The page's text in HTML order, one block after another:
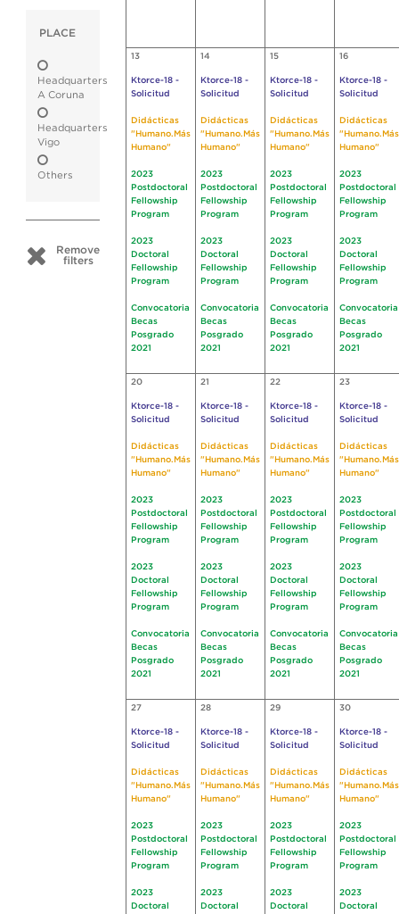
PLACE
Headquarters
A Coruna
Headquarters
Vigo
Others
Remove
filters
13
Ktorce-18 -
Solicitud
Didácticas
"Humano.Más
Humano"
2023
Postdoctoral
Fellowship
Program
2023
Doctoral
Fellowship
Program
Convocatoria
Becas
Posgrado
2021
14
Ktorce-18 -
Solicitud
Didácticas
"Humano.Más
Humano"
2023
Postdoctoral
Fellowship
Program
2023
Doctoral
Fellowship
Program
Convocatoria
Becas
Posgrado
2021
15
Ktorce-18 -
Solicitud
Didácticas
"Humano.Más
Humano"
2023
Postdoctoral
Fellowship
Program
2023
Doctoral
Fellowship
Program
Convocatoria
Becas
Posgrado
2021
16
Ktorce-18 -
Solicitud
Didácticas
"Humano.Más
Humano"
2023
Postdoctoral
Fellowship
Program
2023
Doctoral
Fellowship
Program
Convocatoria
Becas
Posgrado
2021
20
Ktorce-18 -
Solicitud
Didácticas
"Humano.Más
Humano"
2023
Postdoctoral
Fellowship
Program
2023
Doctoral
Fellowship
Program
Convocatoria
Becas
Posgrado
2021
21
Ktorce-18 -
Solicitud
Didácticas
"Humano.Más
Humano"
2023
Postdoctoral
Fellowship
Program
2023
Doctoral
Fellowship
Program
Convocatoria
Becas
Posgrado
2021
22
Ktorce-18 -
Solicitud
Didácticas
"Humano.Más
Humano"
2023
Postdoctoral
Fellowship
Program
2023
Doctoral
Fellowship
Program
Convocatoria
Becas
Posgrado
2021
23
Ktorce-18 -
Solicitud
Didácticas
"Humano.Más
Humano"
2023
Postdoctoral
Fellowship
Program
2023
Doctoral
Fellowship
Program
Convocatoria
Becas
Posgrado
2021
27
Ktorce-18 -
Solicitud
Didácticas
"Humano.Más
Humano"
2023
Postdoctoral
Fellowship
Program
2023
Doctoral
28
Ktorce-18 -
Solicitud
Didácticas
"Humano.Más
Humano"
2023
Postdoctoral
Fellowship
Program
2023
Doctoral
29
Ktorce-18 -
Solicitud
Didácticas
"Humano.Más
Humano"
2023
Postdoctoral
Fellowship
Program
2023
Doctoral
30
Ktorce-18 -
Solicitud
Didácticas
"Humano.Más
Humano"
2023
Postdoctoral
Fellowship
Program
2023
Doctoral